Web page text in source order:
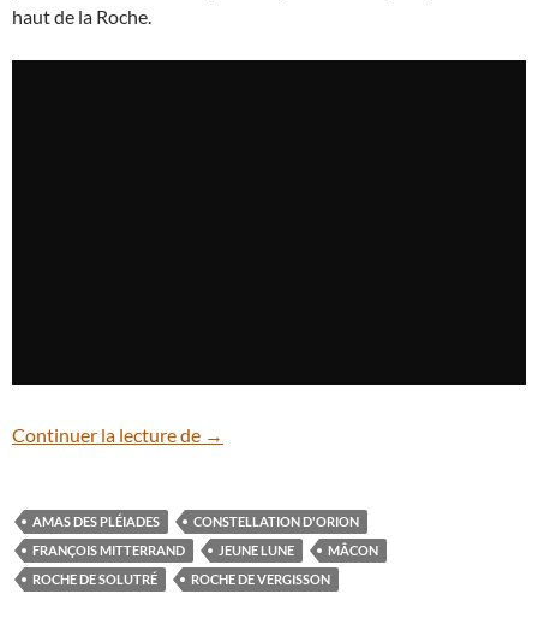
haut de la Roche.
Continuer la lecture de Morceau de voûte céleste depuis la
→
AMAS DES PLÉIADES
CONSTELLATION D'ORION
FRANÇOIS MITTERRAND
JEUNE LUNE
MÂCON
ROCHE DE SOLUTRÉ
ROCHE DE VERGISSON